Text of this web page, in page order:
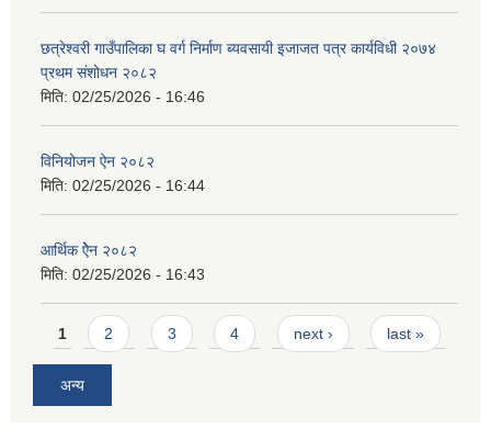
छत्रेश्वरी गाउँपालिका घ वर्ग निर्माण ब्यवसायी इजाजत पत्र कार्यविधी २०७४
प्रथम संशोधन २०८२
मिति: 02/25/2026 - 16:46
विनियोजन ऐन २०८२
मिति: 02/25/2026 - 16:44
आर्थिक ऐेन २०८२
मिति: 02/25/2026 - 16:43
Pages
1 2 3 4 next › last »
अन्य